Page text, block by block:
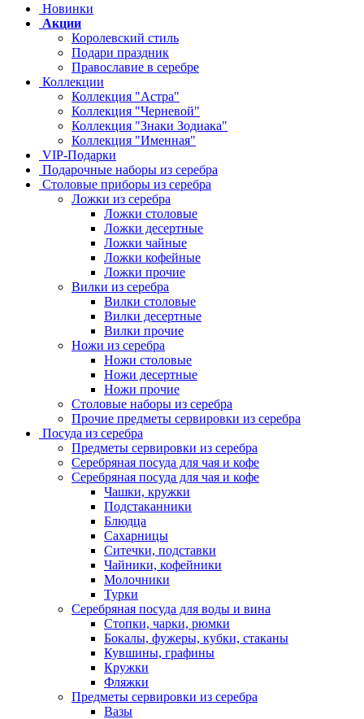
Новинки
Акции
Королевский стиль
Подари праздник
Православие в серебре
Коллекции
Коллекция "Астра"
Коллекция "Черневой"
Коллекция "Знаки Зодиака"
Коллекция "Именная"
VIP-Подарки
Подарочные наборы из серебра
Столовые приборы из серебра
Ложки из серебра
Ложки столовые
Ложки десертные
Ложки чайные
Ложки кофейные
Ложки прочие
Вилки из серебра
Вилки столовые
Вилки десертные
Вилки прочие
Ножи из серебра
Ножи столовые
Ножи десертные
Ножи прочие
Столовые наборы из серебра
Прочие предметы сервировки из серебра
Посуда из серебра
Предметы сервировки из серебра
Серебряная посуда для чая и кофе
Серебряная посуда для чая и кофе
Чашки, кружки
Подстаканники
Блюдца
Сахарницы
Ситечки, подставки
Чайники, кофейники
Молочники
Турки
Серебряная посуда для воды и вина
Стопки, чарки, рюмки
Бокалы, фужеры, кубки, стаканы
Кувшины, графины
Кружки
Фляжки
Предметы сервировки из серебра
Вазы